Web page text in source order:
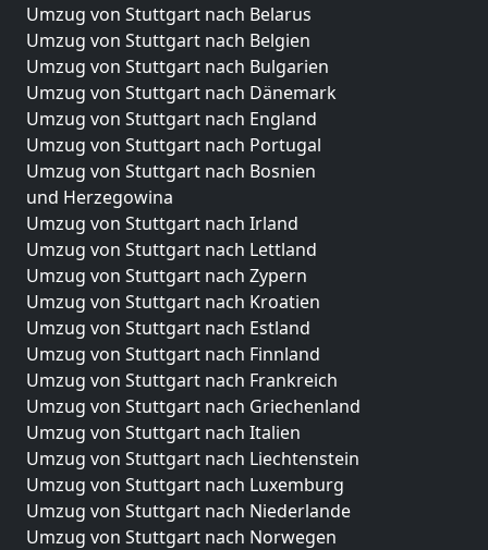
Umzug von Stuttgart nach Belarus
Umzug von Stuttgart nach Belgien
Umzug von Stuttgart nach Bulgarien
Umzug von Stuttgart nach Dänemark
Umzug von Stuttgart nach England
Umzug von Stuttgart nach Portugal
Umzug von Stuttgart nach Bosnien
und Herzegowina
Umzug von Stuttgart nach Irland
Umzug von Stuttgart nach Lettland
Umzug von Stuttgart nach Zypern
Umzug von Stuttgart nach Kroatien
Umzug von Stuttgart nach Estland
Umzug von Stuttgart nach Finnland
Umzug von Stuttgart nach Frankreich
Umzug von Stuttgart nach Griechenland
Umzug von Stuttgart nach Italien
Umzug von Stuttgart nach Liechtenstein
Umzug von Stuttgart nach Luxemburg
Umzug von Stuttgart nach Niederlande
Umzug von Stuttgart nach Norwegen